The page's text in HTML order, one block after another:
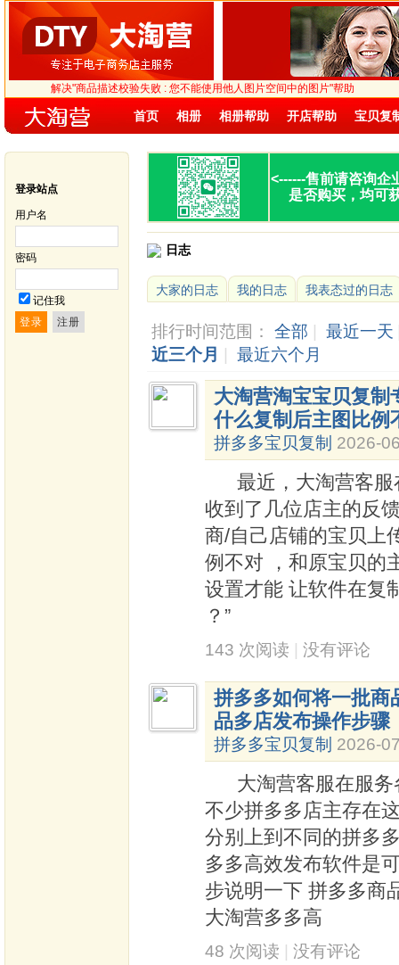
解决"商品描述校验失败 : 您不能使用他人图片空间中的图片"帮助
首页 相册 相册帮助 开店帮助 宝贝复
登录站点
用户名
密码
记住我
<------售前请咨询企
是否购买，均可
日志
大家的日志 我的日志 我表态过的日志
排行时间范围： 全部 最近一天
近三个月
最近六个月
大淘营淘宝宝贝复制
什么复制后主图比例
拼多多宝贝复制 2026-
最近，大淘营客服
收到了几位店主的反
商/自己店铺的宝贝上
例不对 ，和原宝贝的
设置才能 让软件在复
？”
143 次阅读 没有评论
拼多多如何将一批商
品多店发布操作步骤
拼多多宝贝复制 2026-
大淘营客服在服务
不少拼多多店主存在
分别上到不同的拼多
多多高效发布软件是
步说明一下 拼多多
大淘营多多高
48 次阅读 没有评论